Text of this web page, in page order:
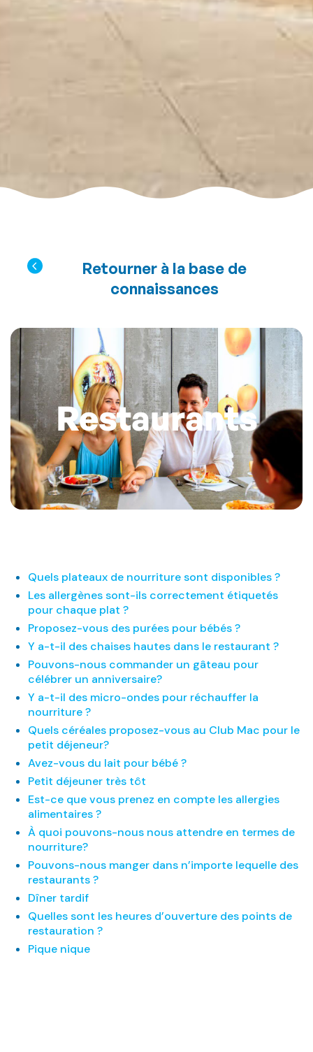
Retourner à la base de
connaissances
Restaurants
Quels plateaux de nourriture sont disponibles ?
Les allergènes sont-ils correctement étiquetés
pour chaque plat ?
Proposez-vous des purées pour bébés ?
Y a-t-il des chaises hautes dans le restaurant ?
Pouvons-nous commander un gâteau pour
célébrer un anniversaire?
Y a-t-il des micro-ondes pour réchauffer la
nourriture ?
Quels céréales proposez-vous au Club Mac pour le
petit déjeneur?
Avez-vous du lait pour bébé ?
Petit déjeuner très tôt
Est-ce que vous prenez en compte les allergies
alimentaires ?
À quoi pouvons-nous nous attendre en termes de
nourriture?
Pouvons-nous manger dans n’importe lequelle des
restaurants ?
Dîner tardif
Quelles sont les heures d’ouverture des points de
restauration ?
Pique nique